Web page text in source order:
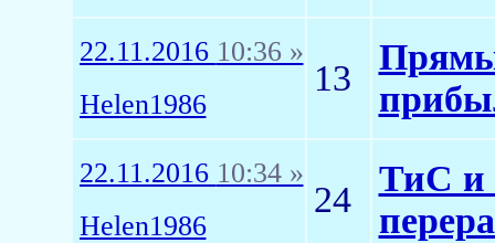
22.11.2016 10:36 »
Helen1986
13
22.11.2016 10:34 »
Helen1986
24
ТиС и